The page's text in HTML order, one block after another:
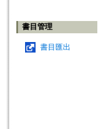
書目管理
書目匯出